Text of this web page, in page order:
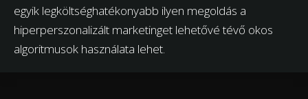
egyik legköltséghatékonyabb ilyen megoldás a
hiperperszonalizált marketinget lehetővé tévő okos
algoritmusok használata lehet.